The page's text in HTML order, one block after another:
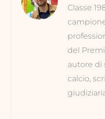
Classe
del
autore di
calcio,